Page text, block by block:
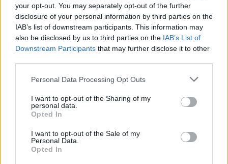
your opt-out. You may separately opt-out of the further
disclosure of your personal information by third parties on the
IAB’s list of downstream participants. This information may
also be disclosed by us to third parties on the IAB’s List of
Downstream Participants that may further disclose it to other
Personal Data Processing Opt Outs
I want to opt-out of the Sharing of my
personal data.
Opted In
I want to opt-out of the Sale of my
Personal Data.
Opted In
Πρωινή